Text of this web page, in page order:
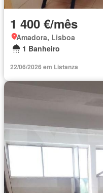
1 400 €/mês
Amadora, Lisboa
1 Banheiro
22/06/2026 em Listanza